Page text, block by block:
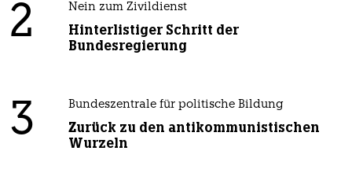
2 Nein zum Zivildienst
Hinterlistiger Schritt der
Bundesregierung
3 Bundeszentrale für politische Bildung
Zurück zu den antikommunistischen
Wurzeln